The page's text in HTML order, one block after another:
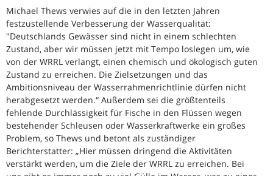
Michael Thews verwies auf die in den letzten Jahren
festzustellende Verbesserung der Wasserqualität:
"Deutschlands Gewässer sind nicht in einem schlechten
Zustand, aber wir müssen jetzt mit Tempo loslegen um, wie
von der WRRL verlangt, einen chemisch und ökologisch guten
Zustand zu erreichen. Die Zielsetzungen und das
Ambitionsniveau der Wasserrahmenrichtlinie dürfen nicht
herabgesetzt werden.“ Außerdem sei die größtenteils
fehlende Durchlässigkeit für Fische in den Flüssen wegen
bestehender Schleusen oder Wasserkraftwerke ein großes
Problem, so Thews und betont als zuständiger
Berichterstatter: „Hier müssen dringend die Aktivitäten
verstärkt werden, um die Ziele der WRRL zu erreichen. Bei